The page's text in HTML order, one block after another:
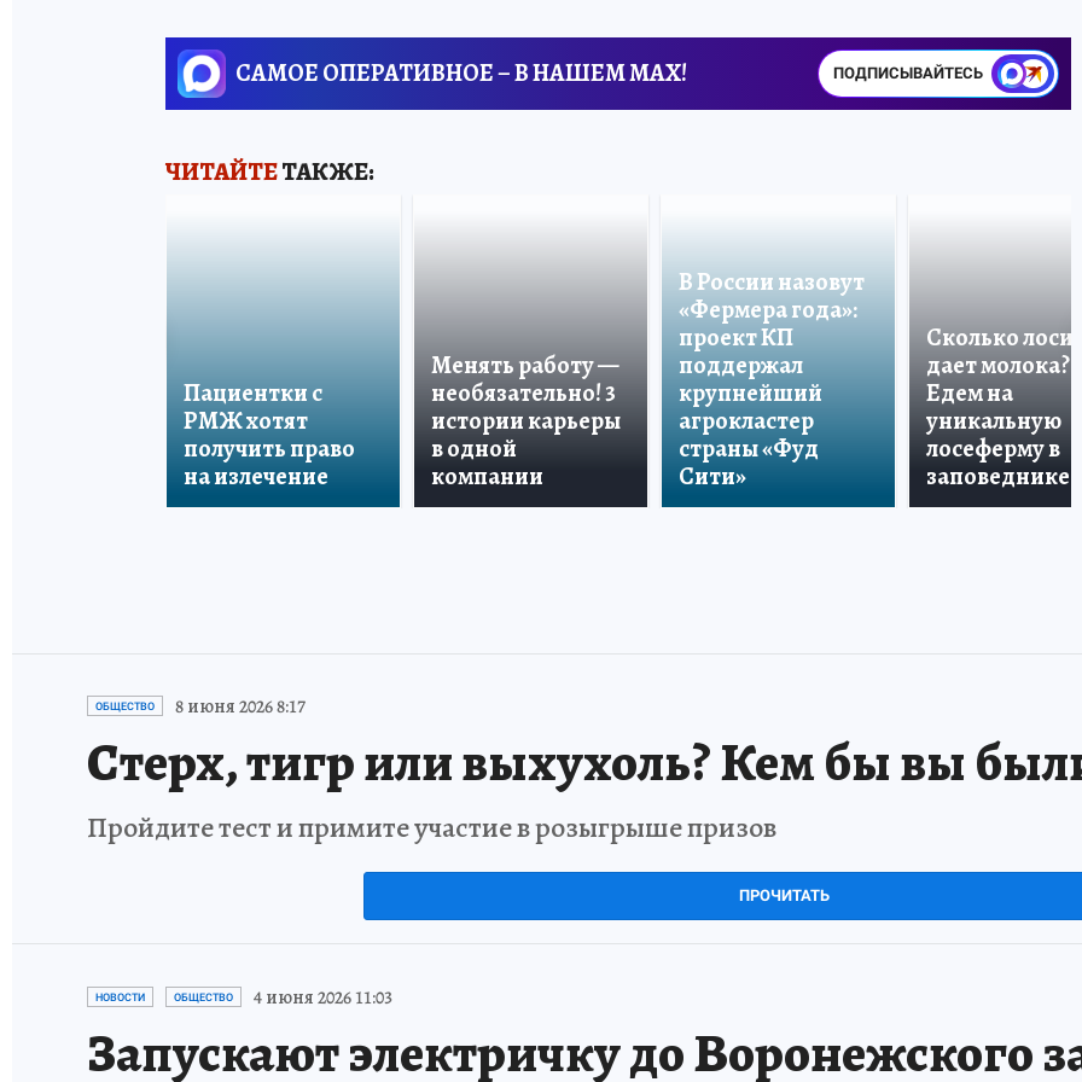
САМОЕ ОПЕРАТИВНОЕ – В НАШЕМ MAX! ПОДПИСЫВАЙТЕСЬ
ЧИТАЙТЕТАКЖЕ:
Пациентки с
РМЖ хотят
получить право
на излечение
Менять работу —
необязательно! 3
истории карьеры
в одной
компании
В России назовут
«Фермера года»:
проект КП
поддержал
крупнейший
агрокластер
страны «Фуд
Сити»
Сколько лосиха
дает молока?
Едем на
уникальную
лосеферму в
заповеднике!
ОБЩЕСТВО 8 июня 2026 8:17
Стерх, тигр или выхухоль? Кем бы вы
Пройдите тест и примите участие в розыгрыше призов
ПРОЧИТАТЬ
НОВОСТИ ОБЩЕСТВО 4 июня 2026 11:03
Запускают электричку до Воронежского